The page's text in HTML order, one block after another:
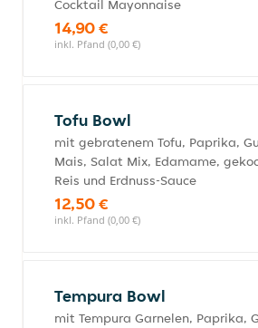
Cocktail Mayonnaise
14,90 €
inkl. Pfand (0,00 €)
Tofu Bowl
mit gebratenem Tofu, Paprika,
Mais, Salat Mix, Edamame,
Reis und Erdnuss-Sauce
12,50 €
inkl. Pfand (0,00 €)
Tempura Bowl
mit Tempura Garnelen, Paprika,